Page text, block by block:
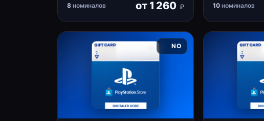
8 номиналов от 1 260 ₽ 10номиналов
NO